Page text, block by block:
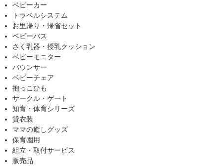
ベビーカー
トラベルシステム
お里帰り・帰省セット
ベビーバス
さく乳器・授乳クッション
ベビーモニター
バウンサー
ベビーチェア
抱っこひも
サークル・ゲート
知育・体育シリーズ
貸衣装
ママの癒しグッズ
保育園用
組立・取付サービス
販売品